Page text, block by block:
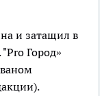
и затащил в
Город»